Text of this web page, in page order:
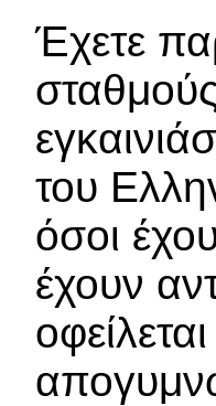
Έχετε
του
όσοι
έχουν